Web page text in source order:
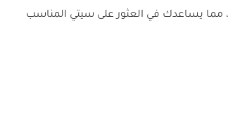
مما يساعدك في العثور على سيتي المناسب